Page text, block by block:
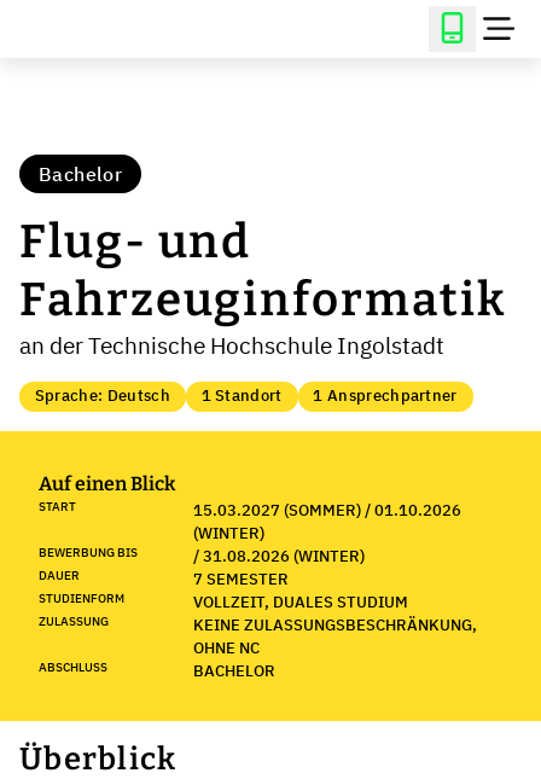
Bachelor
Flug- und
Fahrzeuginformatik
an der Technische Hochschule Ingolstadt
Sprache: Deutsch 1 Standort 1 Ansprechpartner
Auf einen Blick
START
15.03.2027 (SOMMER) / 01.10.2026
(WINTER)
BEWERBUNG BIS / 31.08.2026 (WINTER)
DAUER 7 SEMESTER
STUDIENFORM VOLLZEIT, DUALES STUDIUM
ZULASSUNG
KEINE ZULASSUNGSBESCHRÄNKUNG,
OHNE NC
ABSCHLUSS BACHELOR
Überblick